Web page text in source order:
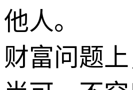
他人。
财富问题